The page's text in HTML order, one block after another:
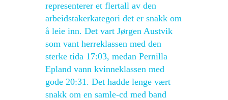
representerer et flertall av den
arbeidstakerkategori det er snakk om
å leie inn. Det vart Jørgen Austvik
som vant herreklassen med den
sterke tida 17:03, medan Pernilla
Epland vann kvinneklassen med
gode 20:31. Det hadde lenge vært
snakk om en samle-cd med band